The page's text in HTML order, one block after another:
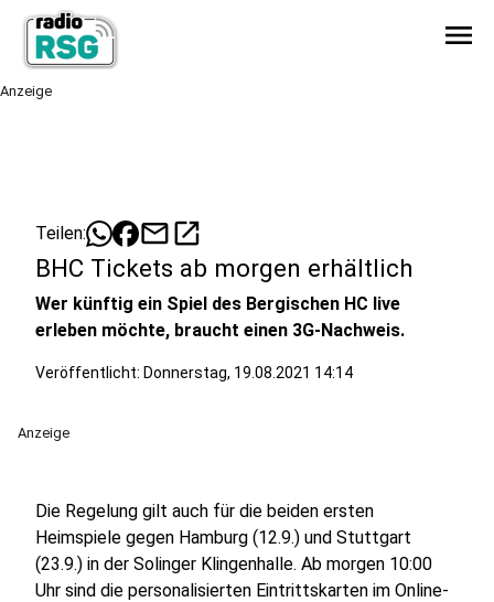
menu
Anzeige
Teilen: mailopen_in_new
BHC Tickets ab morgen erhältlich
Wer künftig ein Spiel des Bergischen HC live
erleben möchte, braucht einen 3G-Nachweis.
Veröffentlicht: Donnerstag, 19.08.2021 14:14
Anzeige
Die Regelung gilt auch für die beiden ersten
Heimspiele gegen Hamburg (12.9.) und Stuttgart
(23.9.) in der Solinger Klingenhalle. Ab morgen 10:00
Uhr sind die personalisierten Eintrittskarten im Online-